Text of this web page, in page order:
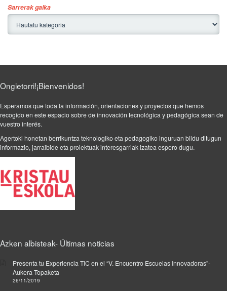
/
0
/
d
c
o
n
t
i
c
.
P
t
i
Sarrerak gaika
Ongietorri!¡Bienvenidos!
Esperamos que toda la información, orientaciones y proyectos que hemos
recogido en este espacio sobre de innovación tecnológica y pedagógica sean de
vuestro interés.
Agertoki honetan berrikuntza teknologiko eta pedagogiko inguruan bildu ditugun
informazio, jarraibide eta proiektuak interesgarriak izatea espero dugu.
Azken albisteak- Últimas noticias
Presenta tu Experiencia TIC en el “V. Encuentro Escuelas Innovadoras”-
Aukera Topaketa
26/11/2019